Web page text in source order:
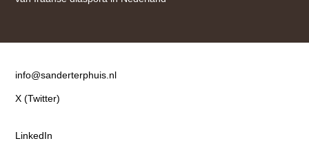
Contact
info@sanderterphuis.nl
X (Twitter)
LinkedIn